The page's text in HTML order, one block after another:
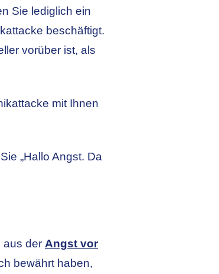
Sie lediglich ein
beschäftigt.
vorüber ist, als
mit Ihnen
„Hallo Angst. Da
aus der Angst vor
bewährt haben,